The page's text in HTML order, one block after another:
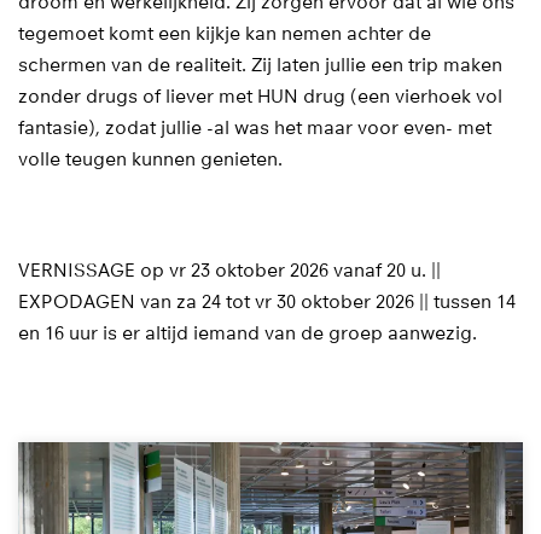
tegemoet komt een kijkje kan nemen achter de
schermen van de realiteit. Zij laten jullie een trip maken
zonder drugs of liever met HUN drug (een vierhoek vol
fantasie), zodat jullie -al was het maar voor even- met
volle teugen kunnen genieten.
VERNISSAGE op vr 23 oktober 2026 vanaf 20 u. ||
EXPODAGEN van za 24 tot vr 30 oktober 2026 || tussen 14
en 16 uur is er altijd iemand van de groep aanwezig.